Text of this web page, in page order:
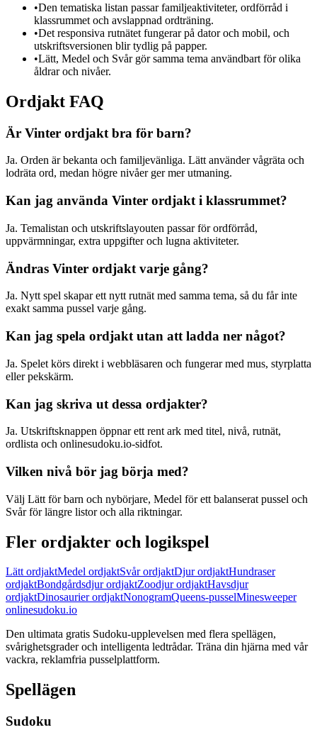
•Den tematiska listan passar familjeaktiviteter, ordförråd i
klassrummet och avslappnad ordträning.
•Det responsiva rutnätet fungerar på dator och mobil, och
utskriftsversionen blir tydlig på papper.
•Lätt, Medel och Svår gör samma tema användbart för olika
åldrar och nivåer.
Ordjakt FAQ
Är Vinter ordjakt bra för barn?
Ja. Orden är bekanta och familjevänliga. Lätt använder vågräta och
lodräta ord, medan högre nivåer ger mer utmaning.
Kan jag använda Vinter ordjakt i klassrummet?
Ja. Temalistan och utskriftslayouten passar för ordförråd,
uppvärmningar, extra uppgifter och lugna aktiviteter.
Ändras Vinter ordjakt varje gång?
Ja. Nytt spel skapar ett nytt rutnät med samma tema, så du får inte
exakt samma pussel varje gång.
Kan jag spela ordjakt utan att ladda ner något?
Ja. Spelet körs direkt i webbläsaren och fungerar med mus, styrplatta
eller pekskärm.
Kan jag skriva ut dessa ordjakter?
Ja. Utskriftsknappen öppnar ett rent ark med titel, nivå, rutnät,
ordlista och onlinesudoku.io-sidfot.
Vilken nivå bör jag börja med?
Välj Lätt för barn och nybörjare, Medel för ett balanserat pussel och
Svår för längre listor och alla riktningar.
Fler ordjakter och logikspel
Lätt ordjaktMedel ordjaktSvår ordjaktDjur ordjaktHundraser
ordjaktBondgårdsdjur ordjaktZoodjur ordjaktHavsdjur
ordjaktDinosaurier ordjaktNonogramQueens-pusselMinesweeper
onlinesudoku.io
Den ultimata gratis Sudoku-upplevelsen med flera spellägen,
svårighetsgrader och intelligenta ledtrådar. Träna din hjärna med vår
vackra, reklamfria pusselplattform.
Spellägen
Sudoku